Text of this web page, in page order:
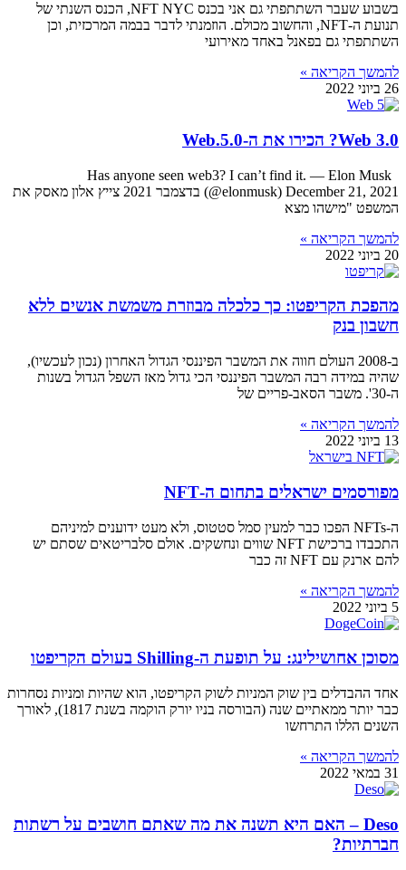
בשבוע שעבר השתתפתי גם אני בכנס NFT NYC, הכנס השנתי של
תנועת ה-NFT, והחשוב מכולם. הוזמנתי לדבר בבמה המרכזית, וכן
השתתפתי גם בפאנל באחד מאירועי
להמשך הקריאה »
26 ביוני 2022
Web 3.0? הכירו את ה-Web.5.0
Has anyone seen web3? I can’t find it. — Elon Musk
(@elonmusk) December 21, 2021 בדצמבר 2021 צייץ אלון מאסק את
המשפט "מישהו מצא
להמשך הקריאה »
20 ביוני 2022
מהפכת הקריפטו: כך כלכלה מבוזרת משמשת אנשים ללא
חשבון בנק
ב-2008 העולם חווה את המשבר הפיננסי הגדול האחרון (נכון לעכשיו),
שהיה במידה רבה המשבר הפיננסי הכי גדול מאז השפל הגדול בשנות
ה-30'. משבר הסאב-פריים של
להמשך הקריאה »
13 ביוני 2022
מפורסמים ישראלים בתחום ה-NFT
ה-NFTs הפכו כבר למעין סמל סטטוס, ולא מעט ידוענים למיניהם
התכבדו ברכישת NFT שווים ונחשקים. אולם סלבריטאים שסתם יש
להם ארנק עם NFT זה כבר
להמשך הקריאה »
5 ביוני 2022
מסוכן אחושילינג: על תופעת ה-Shilling בעולם הקריפטו
אחד ההבדלים בין שוק המניות לשוק הקריפטו, הוא שהיות ומניות נסחרות
כבר יותר ממאתיים שנה (הבורסה בניו יורק הוקמה בשנת 1817), לאורך
השנים הללו התרחשו
להמשך הקריאה »
31 במאי 2022
Deso – האם היא תשנה את מה שאתם חושבים על רשתות
חברתיות?